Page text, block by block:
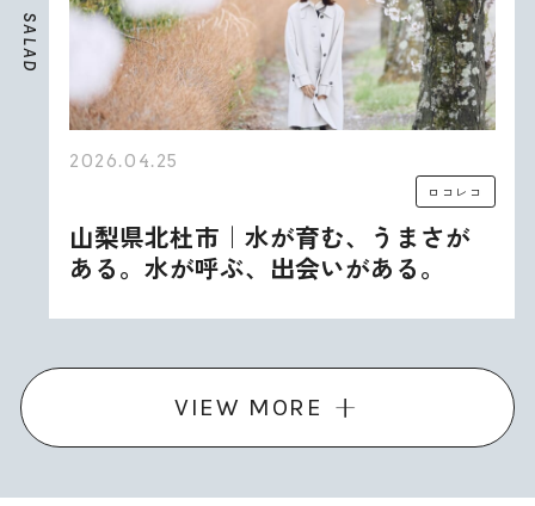
S
A
L
A
D
2026.04.25
ロコレコ
山梨県北杜市｜水が育む、うまさが
ある。水が呼ぶ、出会いがある。
VIEW MORE